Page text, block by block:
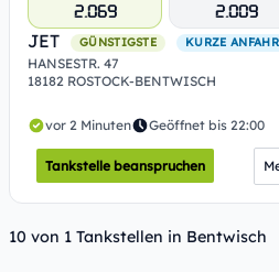
2.069 2.009
JET
GÜNSTIGSTE KURZE
HANSESTR. 47
18182 ROSTOCK-BENTWISCH
vor 2 Minuten Geöffnet bis 22:00
Tankstelle beanspruchen
10 von 1 Tankstellen in Bentwisch